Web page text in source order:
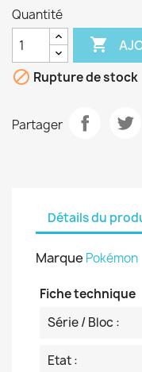
Quantité

 Rupture de stock
Partager
Détails du
Marque Pokémon
Fiche technique
Série / Bloc :
Etat :